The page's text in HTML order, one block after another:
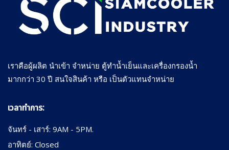
เราคือผู้ผลิต นำเข้า จำหน่าย ตู้ทำน้ำเย็นและเครื่องกรองน้ำ
มากกว่า 30 ปี สนใจสินค้า หรือ เป็นตัวแทนจำหน่าย
เวลาทำการ:
จันทร์ - เสาร์: 9AM - 5PM.
อาทิตย์: Closed